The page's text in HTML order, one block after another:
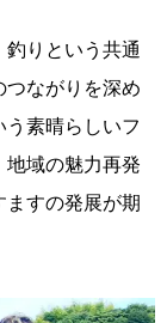
りという共通
ながりを深め
素晴らしいフ
域の魅力再発
すの発展が期